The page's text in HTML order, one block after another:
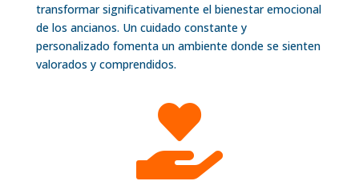
transformar significativamente el bienestar emocional
de los ancianos. Un cuidado constante y
personalizado fomenta un ambiente donde se sienten
valorados y comprendidos.
